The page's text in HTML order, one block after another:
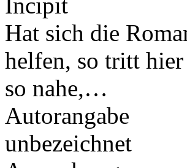
Hat sich die
helfen, so tritt
so nahe,…
Autorangabe
unbezeichnet